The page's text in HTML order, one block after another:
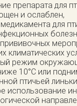
препарата для
и ослаблен,
для
климатических
режим
10°С или
птичьей
использование